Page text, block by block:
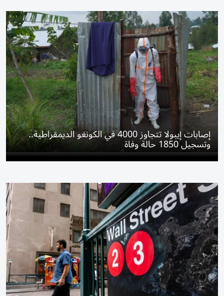
إصابات إيبولا تتجاوز 4000 في الكونغو الديمقراطية..
وتسجيل 1850 حالة وفاة